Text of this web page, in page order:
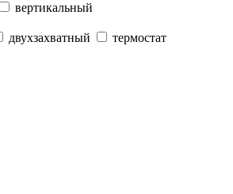
вертикальный
двухзахватный термостат